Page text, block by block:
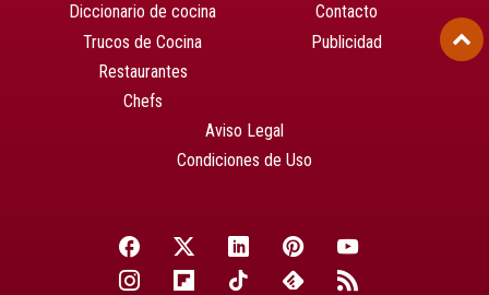
Diccionario de cocina
Trucos de Cocina
Restaurantes
Chefs
Contacto
Publicidad
Aviso Legal
Condiciones de Uso